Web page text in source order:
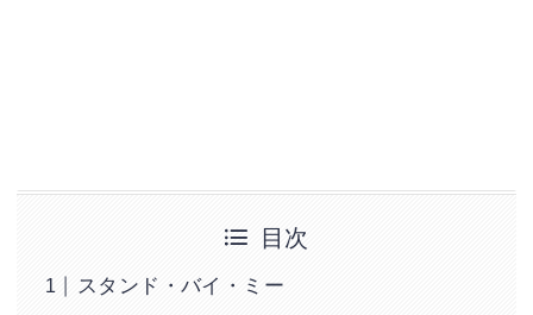
目次
スタンド・バイ・ミー